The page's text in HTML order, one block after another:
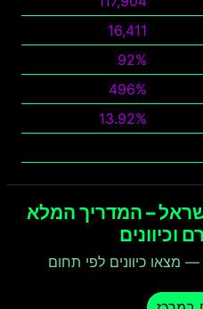
16,411
92%
496%
13.92%
– המדריך המלא
וכיוונים
מצאו כיוונים לפי תחום